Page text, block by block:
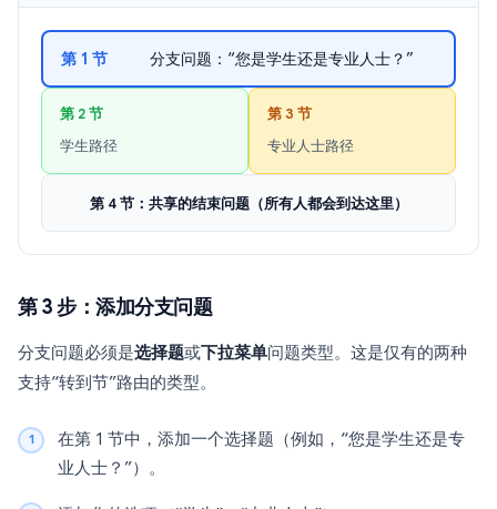
第 1 节 分支问题：“您是学生还是专业人士？”
第 2 节
学生路径
第 3 节
专业人士路径
第 4 节：共享的结束问题（所有人都会到达这里）
第 3 步：添加分支问题
分支问题必须是选择题或下拉菜单问题类型。这是仅有的两种
支持“转到节”路由的类型。
在第 1 节中，添加一个选择题（例如，“您是学生还是专
业人士？”）。